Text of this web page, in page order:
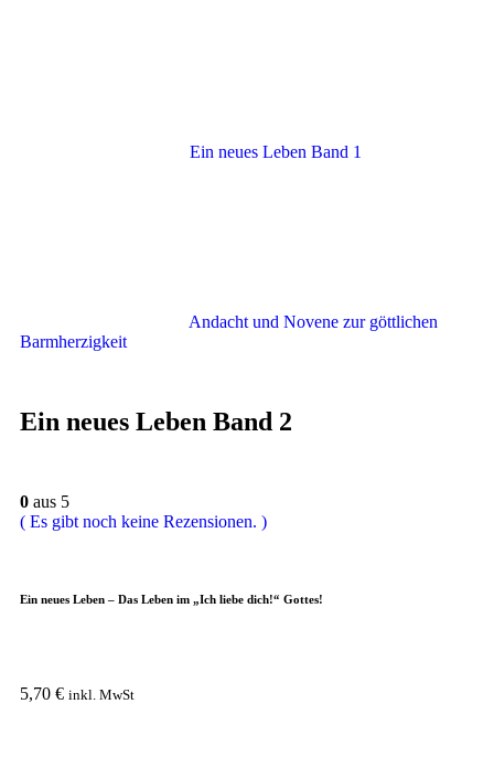
Ein neues Leben Band 1
Andacht und Novene zur göttlichen
Barmherzigkeit
Ein neues Leben Band 2
0 aus 5
( Es gibt noch keine Rezensionen. )
Ein neues Leben – Das Leben im „Ich liebe dich!“ Gottes!
5,70 € inkl. MwSt